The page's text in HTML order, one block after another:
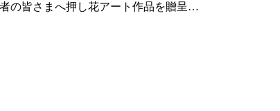
の皆さまへ押し花アート作品を贈呈…